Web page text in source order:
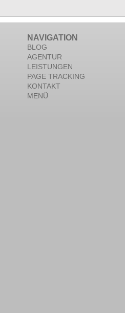
NAVIGATION
BLOG
AGENTUR
LEISTUNGEN
PAGE TRACKING
KONTAKT
MENÜ